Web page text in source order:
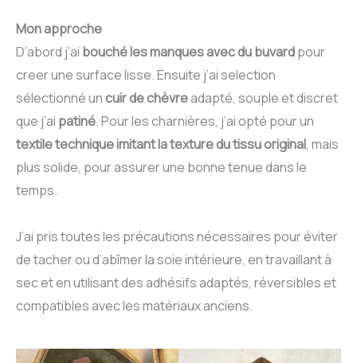
Mon approche
D’abord j’ai bouché les manques avec du buvardpour
creer une surface lisse. Ensuite j’ai selection
sélectionné un cuir de chèvreadapté, souple et discret
que j’ai patiné. Pour les charnières, j’ai opté pour un
textile technique imitant la texture du tissu original, mais
plus solide, pour assurer une bonne tenue dans le
temps.
J’ai pris toutes les précautions nécessaires pour éviter
de tacher ou d’abîmer la soie intérieure, en travaillant à
sec et en utilisant des adhésifs adaptés, réversibles et
compatibles avec les matériaux anciens.